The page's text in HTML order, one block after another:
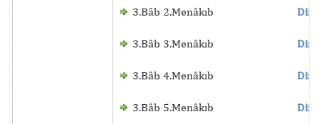
3.Bâb 2.Menâkıb
3.Bâb 3.Menâkıb
3.Bâb 4.Menâkıb
3.Bâb 5.Menâkıb